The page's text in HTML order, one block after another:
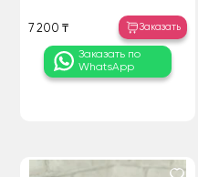
7 200 ₸ Заказать
Заказать по
WhatsApp